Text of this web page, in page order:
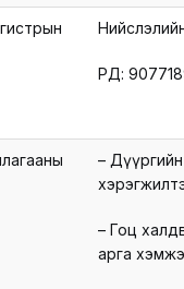
РД:
–
– Гоц
арга